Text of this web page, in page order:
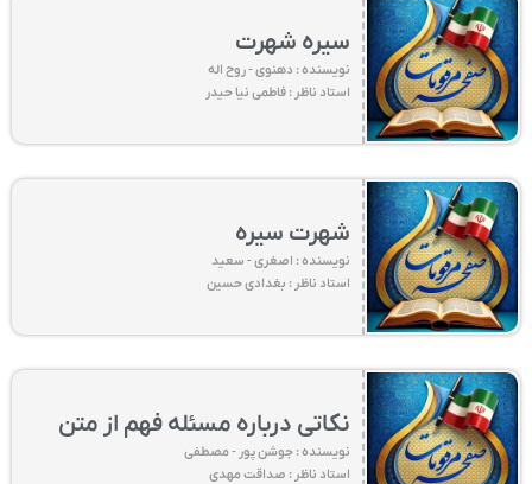
سیره شهرت
نویسنده : دهنوی - روح اله
استاد ناظر : فاطمی نیا حیدر
شهرت سیره
نویسنده : اصغری - سعید
استاد ناظر : بغدادی حسین
نکاتی درباره مسئله فهم از متن
نویسنده : جوشن پور - مصطفی
استاد ناظر : صداقت مهدی